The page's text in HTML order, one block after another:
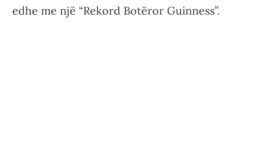
edhe me një “Rekord Botëror Guinness”.